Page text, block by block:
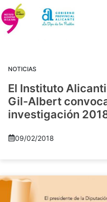
NOTICIAS
El Instituto
Gil-Albert
investigación
09/02/2018